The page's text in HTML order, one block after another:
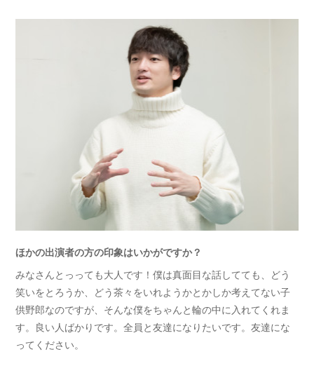
ほかの出演者の方の印象はいかがですか？
みなさんとっっても大人です！僕は真面目な話してても、どう
笑いをとろうか、どう茶々をいれようかとかしか考えてない子
供野郎なのですが、そんな僕をちゃんと輪の中に入れてくれま
す。良い人ばかりです。全員と友達になりたいです。友達にな
ってください。